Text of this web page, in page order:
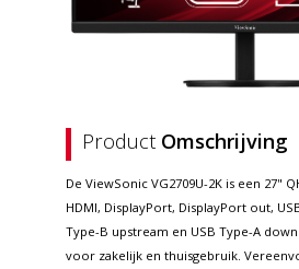
Product Omschrijving
De ViewSonic VG2709U-2K is een 27"
HDMI, DisplayPort, DisplayPort out,
Type-B upstream en USB Type-A
voor zakelijk en thuisgebruik.